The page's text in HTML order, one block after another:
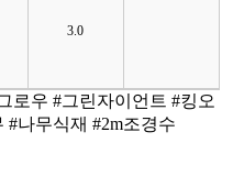
3.0
로우 #그린자이언트 #킹오
#나무식재 #2m조경수